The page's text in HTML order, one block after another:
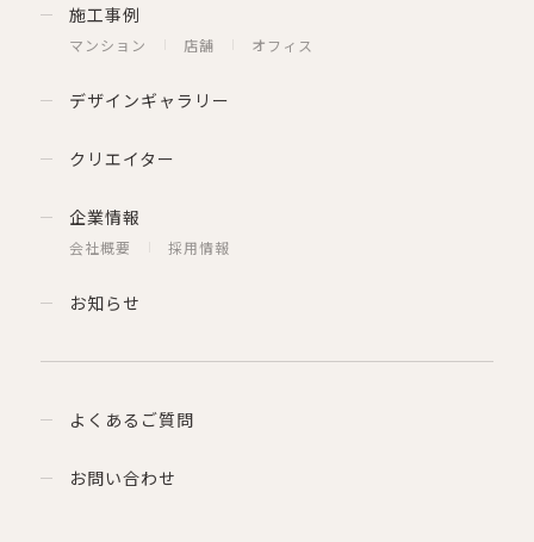
施工事例
マンション 店舗 オフィス
デザインギャラリー
クリエイター
企業情報
会社概要 採用情報
お知らせ
よくあるご質問
お問い合わせ